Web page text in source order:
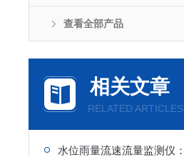
查看全部产品
相关文章
RELATED ARTICLES